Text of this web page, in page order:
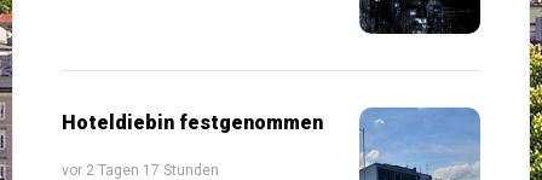
Hoteldiebin festgenommen
vor 2 Tagen 17 Stunden